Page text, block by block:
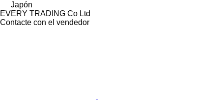
Japón
EVERY TRADING Co Ltd
Contacte con el vendedor